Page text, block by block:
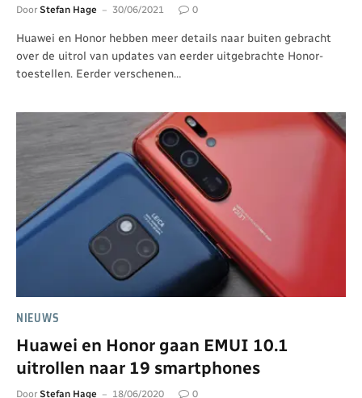
Door Stefan Hage 30/06/2021 0
Huawei en Honor hebben meer details naar buiten gebracht
over de uitrol van updates van eerder uitgebrachte Honor-
toestellen. Eerder verschenen…
NIEUWS
Huawei en Honor gaan EMUI 10.1
uitrollen naar 19 smartphones
Door Stefan Hage 18/06/2020 0